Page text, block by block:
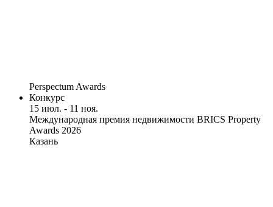
Perspectum Awards
Конкурс
15 июл. - 11 ноя.
Международная премия недвижимости BRICS Property
Awards 2026
Казань